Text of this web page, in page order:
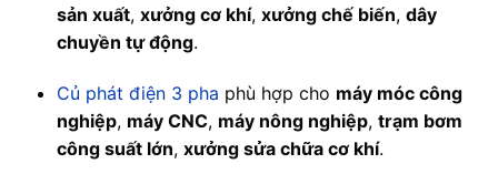
sản xuất, xưởng cơ khí, xưởng chế biến, dây
chuyền tự động.
Củ phát điện 3 pha phù hợp cho máy móc công
nghiệp, máy CNC, máy nông nghiệp, trạm bơm
công suất lớn, xưởng sửa chữa cơ khí.